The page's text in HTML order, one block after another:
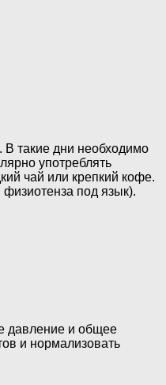
В такие дни необходимо
употреблять
чай или крепкий кофе.
под язык).
давление и общее
и нормализовать